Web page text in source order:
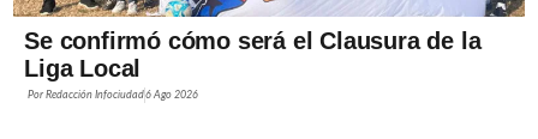
Se confirmó cómo será el Clausura de la
Liga Local
PorRedacción Infociudad6 Ago 2026